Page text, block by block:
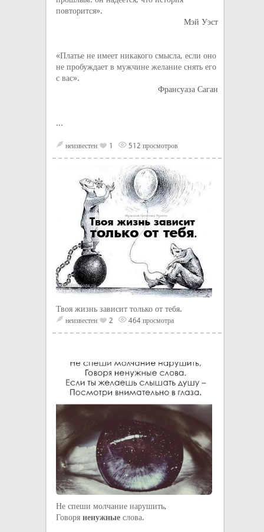
повторится».
Мэй Уэст
«Платье не имеет никакого смысла, если оно
не пробуждает в мужчине желание снять его
с вас».
Франсуаза Саган
...
неизвестен 1 512 просмотров
Твоя жизнь зависит только от тебя.
неизвестен 2 464 просмотра
Не спеши молчание нарушить,
Говоря ненужные слова.